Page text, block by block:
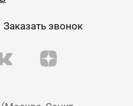
Заказать звонок